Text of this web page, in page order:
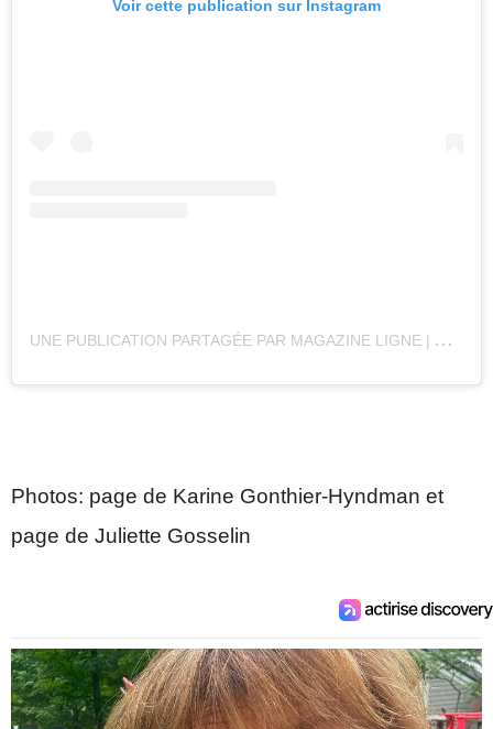
Voir cette publication sur Instagram
U
NE PUBLICATION PARTAGÉE PAR MAGAZINE LIGNE | ARCHITECTURE + DESIGN + ART (@MAGAZINELIGNE)
Photos: page de Karine Gonthier-Hyndman et
page de Juliette Gosselin